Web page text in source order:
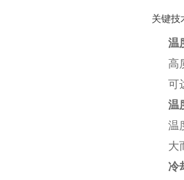
关键技
温
高
可
温
温
大
冷